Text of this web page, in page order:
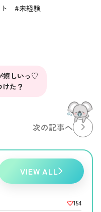
#未経験
嬉しいっ♡
た？
次の記事へ
VIEW ALL
154